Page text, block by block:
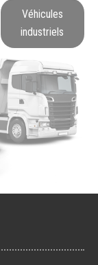
Véhicules
industriels